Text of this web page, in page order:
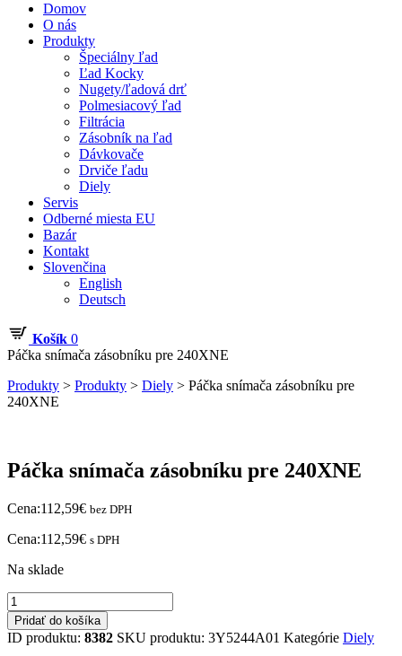
Domov
O nás
Produkty
Špeciálny ľad
Ľad Kocky
Nugety/ľadová drť
Polmesiacový ľad
Filtrácia
Zásobník na ľad
Dávkovače
Drviče ľadu
Diely
Servis
Odberné miesta EU
Bazár
Kontakt
Slovenčina
English
Deutsch
Košík 0
Páčka snímača zásobníku pre 240XNE
Produkty > Produkty > Diely > Páčka snímača zásobníku pre
240XNE
Páčka snímača zásobníku pre 240XNE
Cena:112,59€ bez DPH
Cena:112,59€ s DPH
Na sklade
množstvo
Páčka
snímača
zásobníku
Pridať do košíka
ID produktu: 8382 SKU produktu: 3Y5244A01 Kategórie Diely